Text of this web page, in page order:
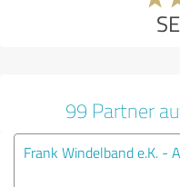
99 Partner
Frank Windelband e.K. -